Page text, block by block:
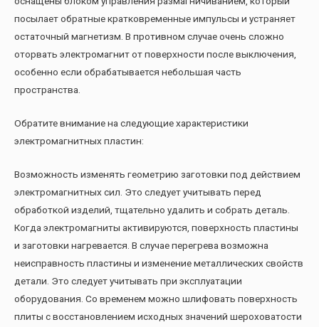
посылает обратные кратковременные импульсы и устраняет
остаточный магнетизм. В противном случае очень сложно
оторвать электромагнит от поверхности после выключения,
особенно если обрабатывается небольшая часть
пространства.
Обратите внимание на следующие характеристики
электромагнитных пластин:
Возможность изменять геометрию заготовки под действием
электромагнитных сил. Это следует учитывать перед
обработкой изделий, тщательно удалить и собрать деталь.
Когда электромагниты активируются, поверхность пластины
и заготовки нагревается. В случае перегрева возможна
неисправность пластины и изменение металлических свойств
детали. Это следует учитывать при эксплуатации
оборудования. Со временем можно шлифовать поверхность
плиты с восстановлением исходных значений шероховатости